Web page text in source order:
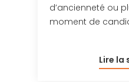
d’ancienneté ou
moment de
Lire la